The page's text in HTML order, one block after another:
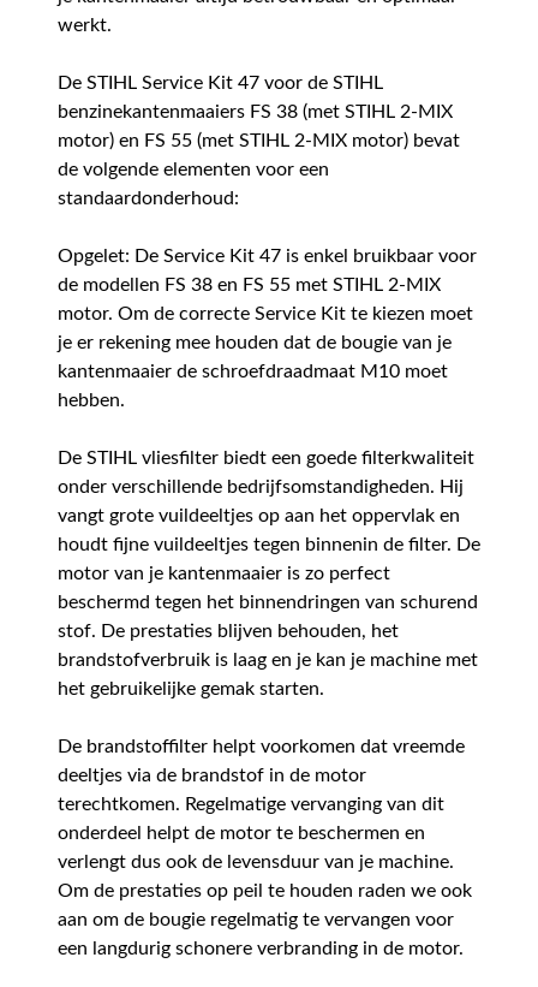
werkt.
De STIHL Service Kit 47 voor de STIHL
benzinekantenmaaiers FS 38 (met STIHL 2-MIX
motor) en FS 55 (met STIHL 2-MIX motor) bevat
de volgende elementen voor een
standaardonderhoud:
Opgelet: De Service Kit 47 is enkel bruikbaar voor
de modellen FS 38 en FS 55 met STIHL 2-MIX
motor. Om de correcte Service Kit te kiezen moet
je er rekening mee houden dat de bougie van je
kantenmaaier de schroefdraadmaat M10 moet
hebben.
De STIHL vliesfilter biedt een goede filterkwaliteit
onder verschillende bedrijfsomstandigheden. Hij
vangt grote vuildeeltjes op aan het oppervlak en
houdt fijne vuildeeltjes tegen binnenin de filter. De
motor van je kantenmaaier is zo perfect
beschermd tegen het binnendringen van schurend
stof. De prestaties blijven behouden, het
brandstofverbruik is laag en je kan je machine met
het gebruikelijke gemak starten.
De brandstoffilter helpt voorkomen dat vreemde
deeltjes via de brandstof in de motor
terechtkomen. Regelmatige vervanging van dit
onderdeel helpt de motor te beschermen en
verlengt dus ook de levensduur van je machine.
Om de prestaties op peil te houden raden we ook
aan om de bougie regelmatig te vervangen voor
een langdurig schonere verbranding in de motor.